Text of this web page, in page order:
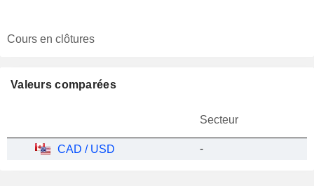
Cours en clôtures
Valeurs comparées
Secteur
CAD / USD -